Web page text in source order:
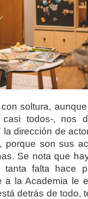
soltura,
todos-, nos
dirección de
porque son sus
Se nota que
falta hace
a la Academia le
detrás de todo,